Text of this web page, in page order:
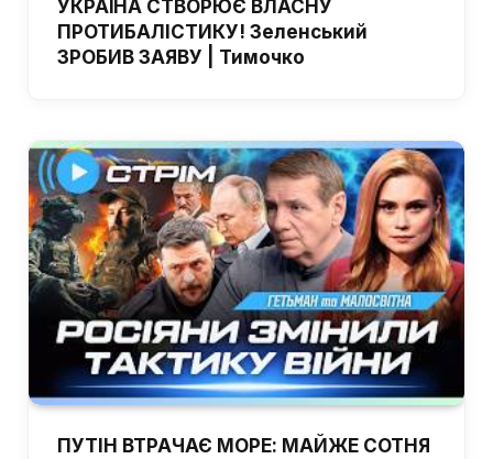
УКРАЇНА СТВОРЮЄ ВЛАСНУ
ПРОТИБАЛІСТИКУ! Зеленський
ЗРОБИВ ЗАЯВУ | Тимочко
ПУТІН ВТРАЧАЄ МОРЕ: МАЙЖЕ СОТНЯ